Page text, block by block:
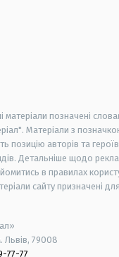
матеріали позначені
Матеріали з
позицію авторів та
Детальніше щодо
в правилах
сайту призначені
Львів, 79008
77-77